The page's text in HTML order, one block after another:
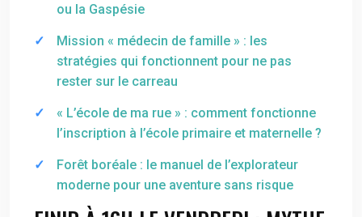
ou la Gaspésie
Mission « médecin de famille » : les
stratégies qui fonctionnent pour ne pas
rester sur le carreau
« L’école de ma rue » : comment fonctionne
l’inscription à l’école primaire et maternelle ?
Forêt boréale : le manuel de l’explorateur
moderne pour une aventure sans risque